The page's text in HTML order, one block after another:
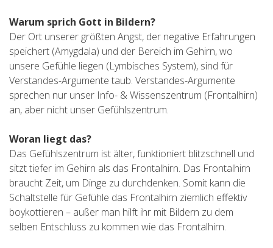
Warum sprich Gott in Bildern?
Der Ort unserer größten Angst, der negative Erfahrungen
speichert (Amygdala) und der Bereich im Gehirn, wo
unsere Gefühle liegen (Lymbisches System), sind für
Verstandes-Argumente taub. Verstandes-Argumente
sprechen nur unser Info- & Wissenszentrum (Frontalhirn)
an, aber nicht unser Gefühlszentrum.
Woran liegt das?
Das Gefühlszentrum ist älter, funktioniert blitzschnell und
sitzt tiefer im Gehirn als das Frontalhirn. Das Frontalhirn
braucht Zeit, um Dinge zu durchdenken. Somit kann die
Schaltstelle für Gefühle das Frontalhirn ziemlich effektiv
boykottieren – außer man hilft ihr mit Bildern zu dem
selben Entschluss zu kommen wie das Frontalhirn.